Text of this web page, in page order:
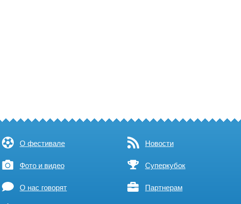
О фестивале Новости
Фото и видео Суперкубок
О нас говорят Партнерам